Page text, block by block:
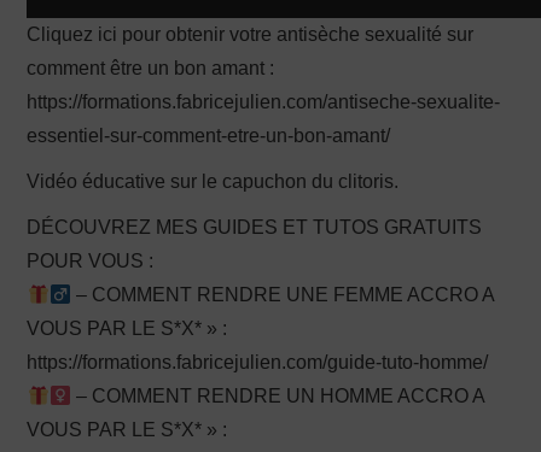
Cliquez ici pour obtenir votre antisèche sexualité sur
comment être un bon amant :
https://formations.fabricejulien.com/antiseche-sexualite-
essentiel-sur-comment-etre-un-bon-amant/
Vidéo éducative sur le capuchon du clitoris.
DÉCOUVREZ MES GUIDES ET TUTOS GRATUITS
POUR VOUS :
– COMMENT RENDRE UNE FEMME ACCRO A
VOUS PAR LE S*X* » :
https://formations.fabricejulien.com/guide-tuto-homme/
– COMMENT RENDRE UN HOMME ACCRO A
VOUS PAR LE S*X* » :